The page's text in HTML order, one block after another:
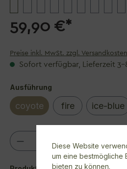
59,90 €*
Preise inkl. MwSt. zzgl. Versandkosten
Sofort verfügbar, Lieferzeit
Ausführung
coyote fire ice-blue
Produkt Anzahl: Gib
IN
Diese Website
um eine bestmögliche
bieten zu können.